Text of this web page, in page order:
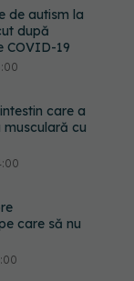
de autism la
după
COVID-19
care a
cu
care să nu